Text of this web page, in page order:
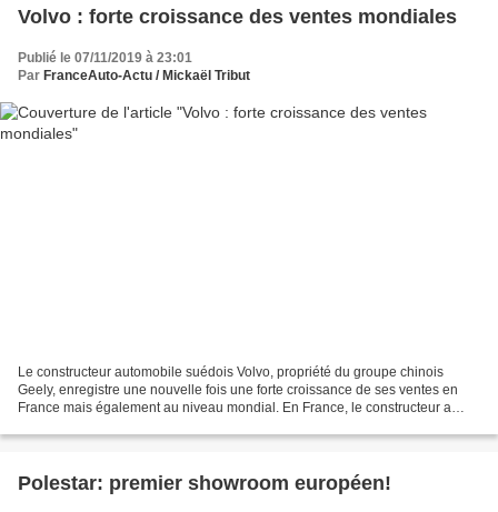
Volvo : forte croissance des ventes mondiales
Publié le 07/11/2019 à 23:01
Par FranceAuto-Actu / Mickaël Tribut
Le constructeur automobile suédois Volvo, propriété du groupe chinois
Geely, enregistre une nouvelle fois une forte croissance de ses ventes en
France mais également au niveau mondial. En France, le constructeur a
Polestar: premier showroom européen!